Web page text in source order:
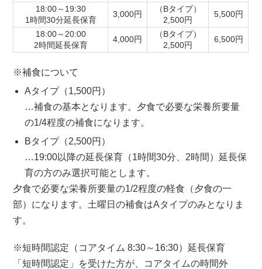
18:00～19:30
1時間30分延長保育
3,000円
（Bタイプ）
2,500円
5,500円
18:00～20:00
2時間延長保育
4,000円
（Bタイプ）
2,500円
6,500円
※補食について
Aタイプ（1,500円）
…補食の基本となります。夕食で必要な栄養所要量
の1/4程度の補食になります。
Bタイプ（2,500円）
…19:00以降の延長保育（1時間30分、2時間）延長保
育の方のみ選択可能とします。
夕食で必要な栄養所要量の1/2程度の軽食（夕食の一
部）になります。土曜日の補食はAタイプのみとなりま
す。
※短時間認定（コアタイム 8:30～16:30）延長保育
「短時間認定」を受けた方が、コアタイムの時間外